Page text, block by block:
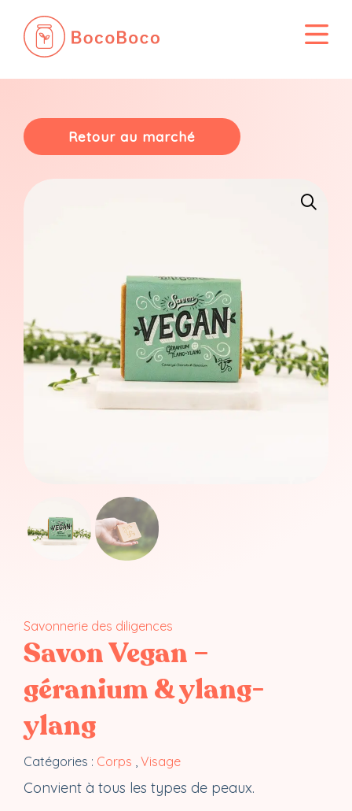
contenu
Retour au marché
Savonnerie des diligences
Savon Vegan –
géranium & ylang-
ylang
Catégories : Corps Visage
Convient à tous les types de peaux.